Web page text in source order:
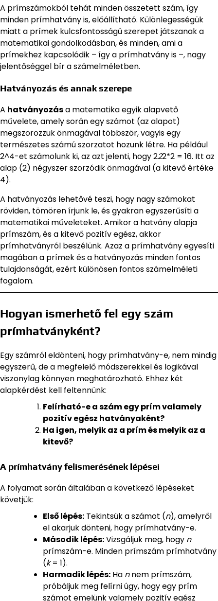
A prímszámokból tehát minden összetett szám, így
minden prímhatvány is, előállítható. Különlegességük
miatt a prímek kulcsfontosságú szerepet játszanak a
matematikai gondolkodásban, és minden, ami a
prímekhez kapcsolódik – így a prímhatvány is –, nagy
jelentőséggel bír a számelméletben.
Hatványozás és annak szerepe
A hatványozása matematika egyik alapvető
művelete, amely során egy számot (az alapot)
megszorozzuk önmagával többször, vagyis egy
természetes számú szorzatot hozunk létre. Ha például
2^4-et számolunk ki, az azt jelenti, hogy 222*2 = 16. Itt az
alap (2) négyszer szorzódik önmagával (a kitevő értéke
4).
A hatványozás lehetővé teszi, hogy nagy számokat
röviden, tömören írjunk le, és gyakran egyszerűsíti a
matematikai műveleteket. Amikor a hatvány alapja
prímszám, és a kitevő pozitív egész, akkor
prímhatványról beszélünk. Azaz a prímhatvány egyesíti
magában a prímek és a hatványozás minden fontos
tulajdonságát, ezért különösen fontos számelméleti
fogalom.
Hogyan ismerhető fel egy szám
prímhatványként?
Egy számról eldönteni, hogy prímhatvány-e, nem mindig
egyszerű, de a megfelelő módszerekkel és logikával
viszonylag könnyen meghatározható. Ehhez két
alapkérdést kell feltennünk:
Felírható-e a szám egy prím valamely
pozitív egész hatványaként?
Ha igen, melyik az a prím és melyik az a
kitevő?
A prímhatvány felismerésének lépései
A folyamat során általában a következő lépéseket
követjük:
Első lépés: Tekintsük a számot (n), amelyről
el akarjuk dönteni, hogy prímhatvány-e.
Második lépés:Vizsgáljuk meg, hogy n
prímszám-e. Minden prímszám prímhatvány
(k= 1).
Harmadik lépés: Ha nnem prímszám,
próbáljuk meg felírni úgy, hogy egy prím
számot emelünk valamely pozitív egész